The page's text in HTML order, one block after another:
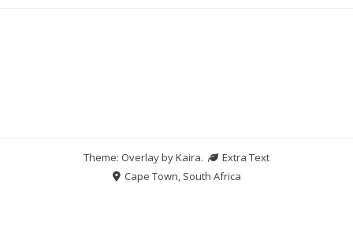
Theme: Overlay byKaira.
Extra Text
Cape Town, South Africa